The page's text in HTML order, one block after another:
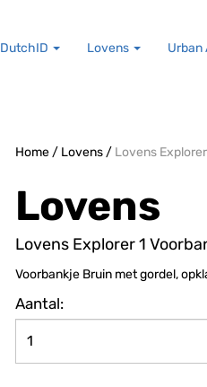
DutchID Lovens Urban
Home/ Lovens/ Lovens
Lovens
Lovens Explorer 1
Voorbankje Bruin met gordel,
Aantal: